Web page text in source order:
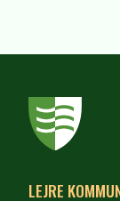
LEJRE